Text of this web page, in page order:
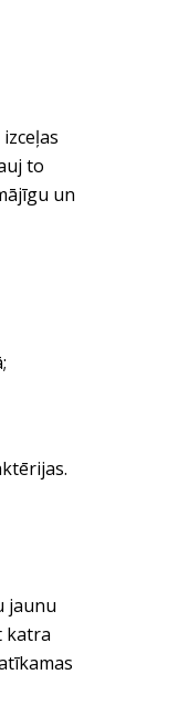
to
un
jaunu
katra